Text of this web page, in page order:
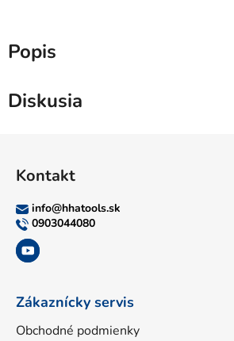
Popis
Diskusia
Kontakt
info@hhatools.sk
0903044080
Zákaznícky servis
Obchodné podmienky